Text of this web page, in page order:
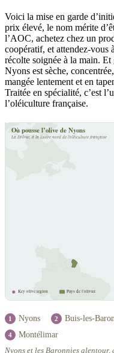
Voici la mise en garde
prix élevé, le nom mérite
l’AOC, achetez chez un
coopératif, et attendez-vous
récolte soignée à la main.
Nyons est sèche,
mangée lentement et en
Traitée en spécialité, c’est
l’oléiculture française.
Où pousse l’olive de Nyons
La Drôme, à la lisière nord de l’oléiculture française
Key olive region Pays de l’olivier
1 Nyons 2 Buis-les-
4 Montélimar
Nyons et les Baronnies